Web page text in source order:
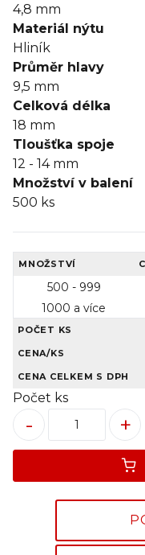
4,8 mm
Materiál nýtu
Hliník
Průměr hlavy
9,5 mm
Celková délka
18 mm
Tloušťka spoje
12 - 14mm
Množství v balení
500 ks
MNOŽSTVÍ
500 - 999
1000 a více
POČET KS
CENA/KS
CENA CELKEM S DPH
Počet ks
+
-